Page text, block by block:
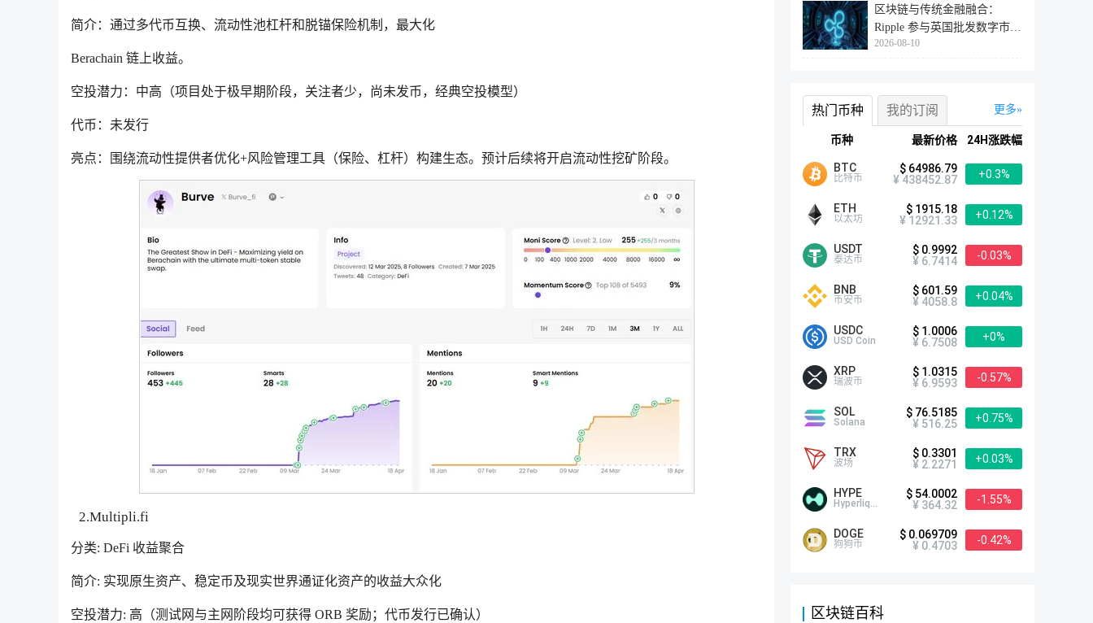
简介：通过多代币互换、流动性池杠杆和脱锚保险机制，最大化
Berachain 链上收益。
空投潜力：中高（项目处于极早期阶段，关注者少，尚未发币，经典空投模型）
代币：未发行
亮点：围绕流动性提供者优化+风险管理工具（保险、杠杆）构建生态。预计后续将开启流动性挖矿阶段。
2.Multipli.fi
分类: DeFi 收益聚合
简介: 实现原生资产、稳定币及现实世界通证化资产的收益大众化
空投潜力: 高（测试网与主网阶段均可获得 ORB 奖励；代币发行已确认）
区块链与传统金融融合：
Ripple 参与英国批发数字市场
建设，X
2026-08-10
更多
热门币种 我的订阅
币种 最新价格 24H涨跌幅
BTC
比特币
$ 64986.79
¥ 438452.87
+0.3%
ETH
以太坊
$ 1915.18
¥ 12921.33
+0.12%
USDT
泰达币
$ 0.9992
¥ 6.7414
-0.03%
BNB
币安币
$ 601.59
¥ 4058.8
+0.04%
USDC
USD Coin
$ 1.0006
¥ 6.7508
+0%
XRP
瑞波币
$ 1.0315
¥ 6.9593
-0.57%
SOL
Solana
$ 76.5185
¥ 516.25
+0.75%
TRX
波场
$ 0.3301
¥ 2.2271
+0.03%
HYPE
Hyperliquid
$ 54.0002
¥ 364.32
-1.55%
DOGE
狗狗币
$ 0.069709
¥ 0.4703
-0.42%
区块链百科